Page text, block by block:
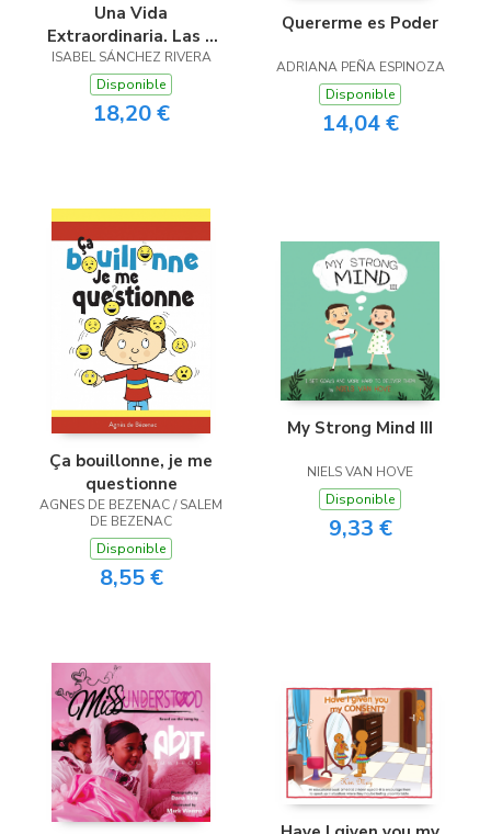
Una Vida
Extraordinaria. Las 8
Llaves de Poder
ISABEL SÁNCHEZ RIVERA
Disponible
18,20 €
Quererme es Poder
ADRIANA PEÑA ESPINOZA
Disponible
14,04 €
Ça bouillonne, je me
questionne
AGNES DE BEZENAC / SALEM
DE BEZENAC
Disponible
8,55 €
My Strong Mind III
NIELS VAN HOVE
Disponible
9,33 €